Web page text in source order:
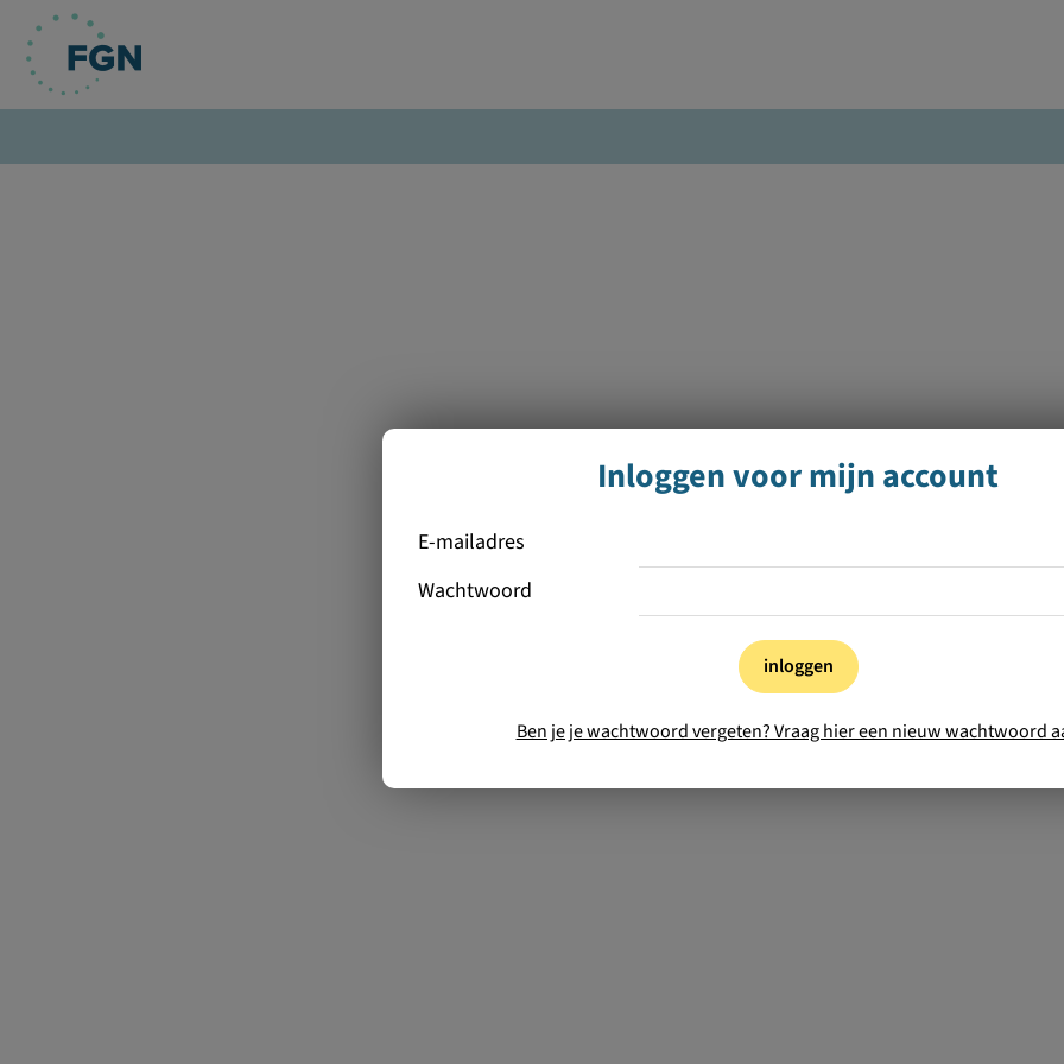
Inloggen voor mijn account
E-mailadres
Wachtwoord
inloggen
Ben je je wachtwoord vergeten? Vraag hier een nieuw wachtwoord